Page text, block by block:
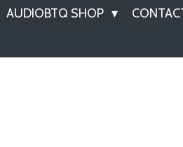
AUDIOBTQ SHOP